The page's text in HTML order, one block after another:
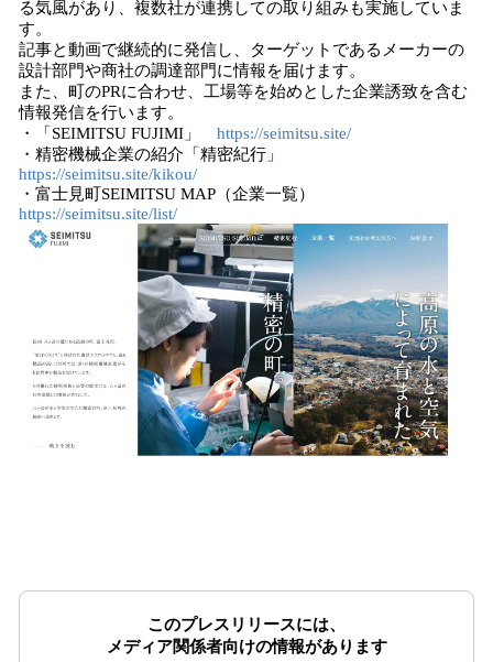
る気風があり、複数社が連携しての取り組みも実施していま
す。
記事と動画で継続的に発信し、ターゲットであるメーカーの
設計部門や商社の調達部門に情報を届けます。
また、町のPRに合わせ、工場等を始めとした企業誘致を含む
情報発信を行います。
・「SEIMITSU FUJIMI」 https://seimitsu.site/
・精密機械企業の紹介「精密紀行」
https://seimitsu.site/kikou/
・富士見町SEIMITSU MAP（企業一覧）
https://seimitsu.site/list/
このプレスリリースには、
メディア関係者向けの情報があります